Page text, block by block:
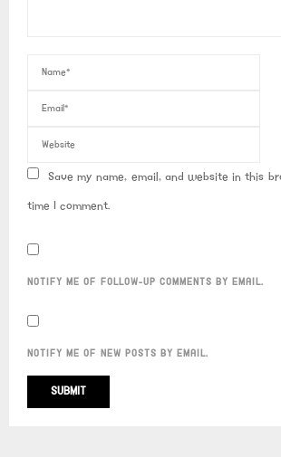
Save my name, email, and website in this
time I comment.
NOTIFY ME OF FOLLOW-UP COMMENTS BY EMAIL.
NOTIFY ME OF NEW POSTS BY EMAIL.